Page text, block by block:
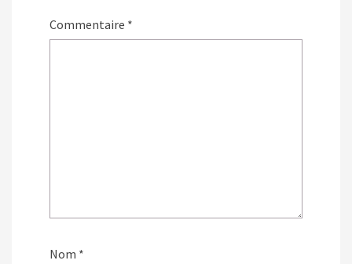
Commentaire *
Nom *